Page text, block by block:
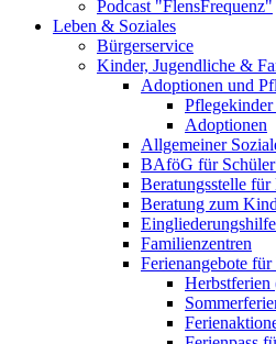
Podcast "FlensFrequenz"
Leben & Soziales
Bürgerservice
Kinder, Jugendliche &
Adoptionen und
Pflegekinder
Adoptionen
Allgemeiner
BAföG für
Beratungsstelle
Beratung zum
Familienzentren
Ferienangebote
Herbstferien